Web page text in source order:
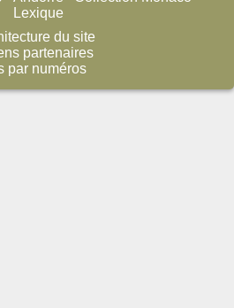
Lexique
du site
partenaires
par numéros